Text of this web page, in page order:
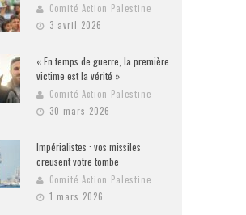
Comité Action Palestine
3 avril 2026
« En temps de guerre, la première
victime est la vérité »
Comité Action Palestine
30 mars 2026
Impérialistes : vos missiles
creusent votre tombe
Comité Action Palestine
1 mars 2026